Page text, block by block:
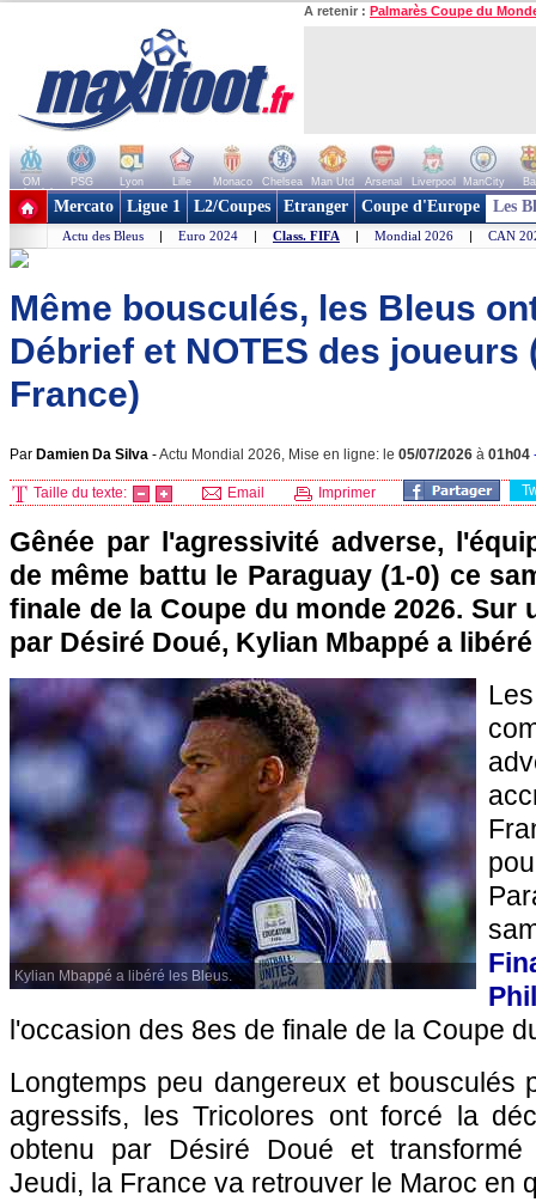
A retenir : Palmarès Coupe du
OM PSG Lyon Lille Monaco Chelsea Man Utd Arsenal Liverpool ManCity
+ de clubs
Mercato Ligue 1 L2/Coupes Etranger Coupe d'Europe Les
Actu des Bleus | Euro 2024 | Class. FIFA | Mondial 2026 | CAN
Même bousculés, les Bleus
Débrief et NOTES des joueurs
France)
Par Damien Da Silva -Actu Mondial 2026, Mise en ligne: le 05/07/2026 à 01h04
Taille du texte: Email Imprimer
Gênée par l'agressivité adverse,
de même battu le Paraguay (1-0) ce
finale de la Coupe du monde 2026. Sur
par Désiré Doué, Kylian Mbappé a
Kylian Mbappé a libéré les Bleus.
l'occasion des 8es de finale de la Coupe
Longtemps peu dangereux et bousculés
agressifs, les Tricolores ont forcé la
obtenu par Désiré Doué et
Jeudi, la France va retrouver le Maroc en